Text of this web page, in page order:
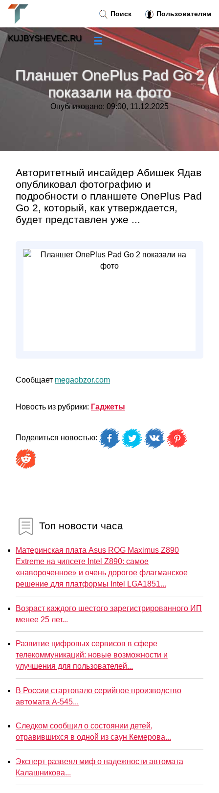
Планшет OnePlus Pad Go 2
показали на фото
Опубликовано: 09:00, 11.12.2025
Авторитетный инсайдер Абишек Ядав
опубликовал фотографию и
подробности о планшете OnePlus Pad
Go 2, который, как утверждается,
будет представлен уже ...
Сообщает megaobzor.com
Новость из рубрики: Гаджеты
Поделиться новостью:
Топ новости часа
Материнская плата Asus ROG Maximus Z890
Extreme на чипсете Intel Z890: самое
«навороченное» и очень дорогое флагманское
решение для платформы Intel LGA1851...
Возраст каждого шестого зарегистрированного ИП
менее 25 лет...
Развитие цифровых сервисов в сфере
телекоммуникаций: новые возможности и
улучшения для пользователей...
В России стартовало серийное производство
автомата А-545...
Следком сообщил о состоянии детей,
отравившихся в одной из саун Кемерова...
Эксперт развеял миф о надежности автомата
Калашникова...
Поиск Пользователям
KUJBYSHEVEC.RU ☰
»
Тренды новостей »
»
Контакт»